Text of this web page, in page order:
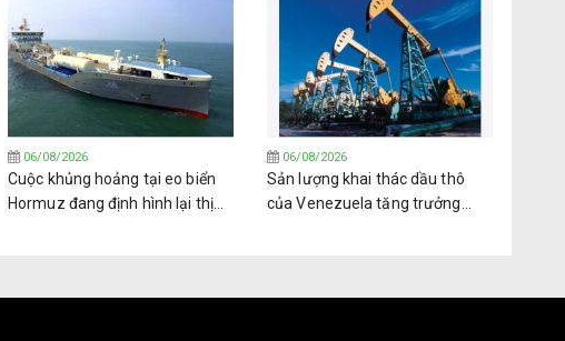
06/08/2026
Cuộc khủng hoảng tại eo biển
Hormuz đang định hình lại thị
06/08/2026
Sản lượng khai thác dầu thô
của Venezuela tăng trưởng